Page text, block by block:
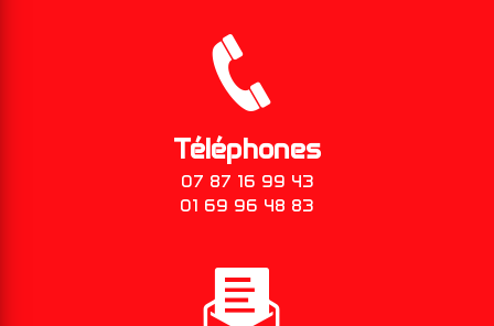
Téléphones
07 87 16 99 43
01 69 96 48 83